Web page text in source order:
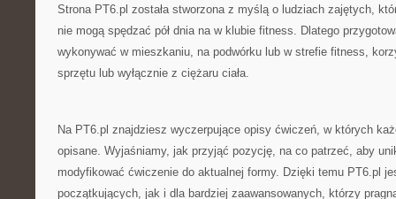
Strona PT6.pl została stworzona z myślą o ludziach zajętych,
nie mogą spędzać pół dnia na w klubie fitness. Dlatego
wykonywać w mieszkaniu, na podwórku lub w strefie fitness,
sprzętu lub wyłącznie z ciężaru ciała.
Na PT6.pl znajdziesz wyczerpujące opisy ćwiczeń, w których
opisane. Wyjaśniamy, jak przyjąć pozycję, na co patrzeć, aby
modyfikować ćwiczenie do aktualnej formy. Dzięki temu PT6.pl
początkujących, jak i dla bardziej zaawansowanych, którzy